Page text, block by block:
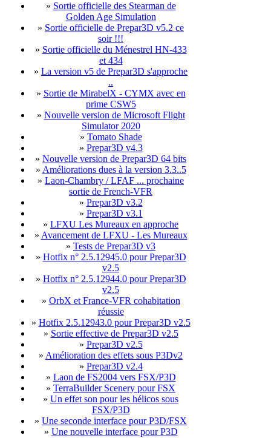
» Sortie officielle des Stearman de
Golden Age Simulation
» Sortie officielle de Prepar3D v5.2 ce
soir !!!
» Sortie officielle du Ménestrel HN-433
et 434
» La version v5 de Prepar3D s'approche
..
» Sortie de MirabelX - CYMX avec en
prime CSW5
» Nouvelle version de Microsoft Flight
Simulator 2020
» Tomato Shade
» Prepar3D v4.3
» Nouvelle version de Prepar3D 64 bits
» Améliorations dues à la version 3.3..5
» Laon-Chambry / LFAF ... prochaine
sortie de French-VFR
» Prepar3D v3.2
» Prepar3D v3.1
» LFXU Les Mureaux en approche
» Avancement de LFXU - Les Mureaux
» Tests de Prepar3D v3
» Hotfix n° 2.5.12945.0 pour Prepar3D
v2.5
» Hotfix n° 2.5.12944.0 pour Prepar3D
v2.5
» OrbX et France-VFR cohabitation
réussie
» Hotfix 2.5.12943.0 pour Prepar3D v2.5
» Sortie effective de Prepar3D v2.5
» Prepar3D v2.5
» Amélioration des effets sous P3Dv2
» Prepar3D v2.4
» Laon de FS2004 vers FSX/P3D
» TerraBuilder Scenery pour FSX
» Un effet son pour les hélicos sous
FSX/P3D
» Une seconde interface pour P3D/FSX
» Une nouvelle interface pour P3D